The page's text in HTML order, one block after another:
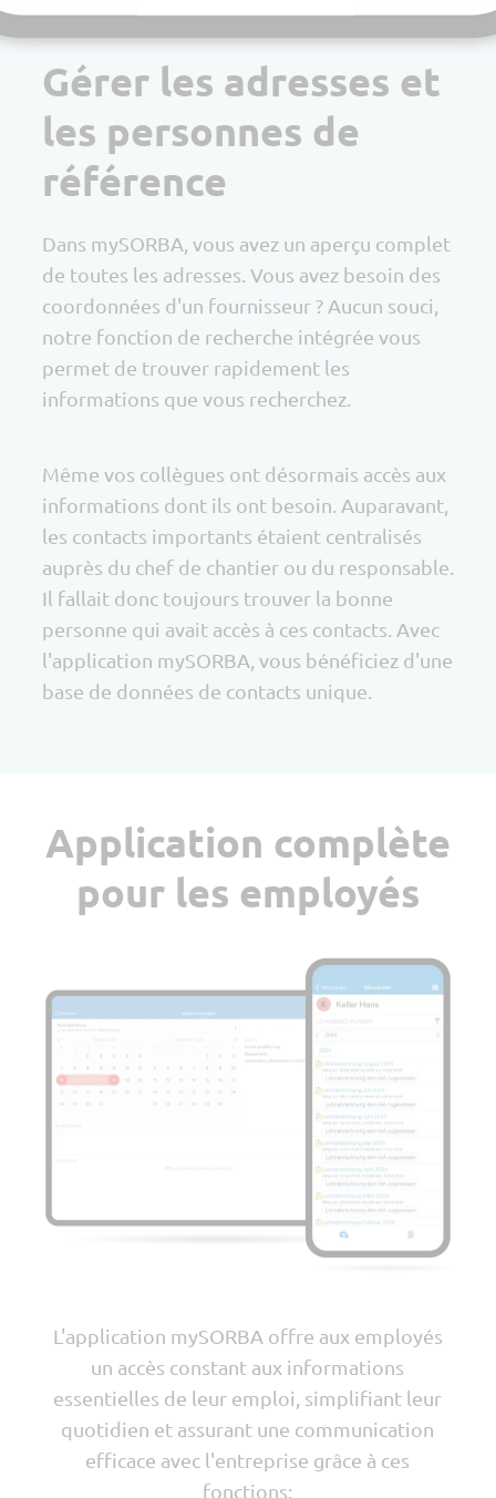
Gérer les adresses et
les personnes de
référence
Dans mySORBA, vous avez un aperçu complet
de toutes les adresses. Vous avez besoin des
coordonnées d'un fournisseur ? Aucun souci,
notre fonction de recherche intégrée vous
permet de trouver rapidement les
informations que vous recherchez.
Même vos collègues ont désormais accès aux
informations dont ils ont besoin. Auparavant,
les contacts importants étaient centralisés
auprès du chef de chantier ou du responsable.
Il fallait donc toujours trouver la bonne
personne qui avait accès à ces contacts. Avec
l'application mySORBA, vous bénéficiez d'une
base de données de contacts unique.
Application complète
pour les employés
L'application mySORBA offre aux employés
un accès constant aux informations
essentielles de leur emploi, simplifiant leur
quotidien et assurant une communication
efficace avec l'entreprise grâce à ces
fonctions: